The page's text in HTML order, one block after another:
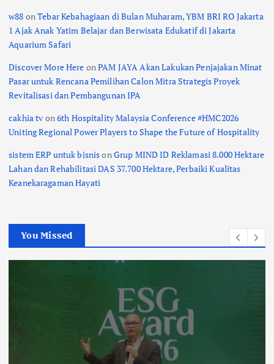
w88 onTebar Kebahagiaan di Bulan Muharam, YBM BRI RO Jakarta
1 Ajak Anak Yatim Belajar dan Berwisata Edukatif di Jakarta
Aquarium Safari
Discover More Here onPAM JAYA Akan Lakukan Penjajakan Minat
Pasar untuk Rencana Pemilihan Calon Mitra Strategis Proyek
Revitalisasi dan Pembangunan IPA
cakhia tv on6th Hospitality Malaysia Conference #HMC2026
Uniting Regional Power Players to Shape the Future of Hospitality
sistem ERP untuk bisnisonGrup MIND ID Reklamasi 8.000 Hektare
Lahan dan Rehabilitasi DAS 37.700 Hektare, Perbaiki Kualitas
Keanekaragaman Hayati
You Missed